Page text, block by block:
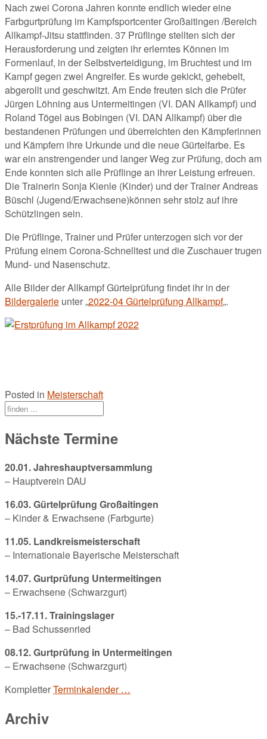
Nach zwei Corona Jahren konnte endlich wieder eine
Farbgurtprüfung im Kampfsportcenter Großaitingen /Bereich
Allkampf-Jitsu stattfinden. 37 Prüflinge stellten sich der
Herausforderung und zeigten ihr erlerntes Können im
Formenlauf, in der Selbstverteidigung, im Bruchtest und im
Kampf gegen zwei Angreifer. Es wurde gekickt, gehebelt,
abgerollt und geschwitzt. Am Ende freuten sich die Prüfer
Jürgen Löhning aus Untermeitingen (VI. DAN Allkampf) und
Roland Tögel aus Bobingen (VI. DAN Allkampf) über die
bestandenen Prüfungen und überreichten den Kämpferinnen
und Kämpfern ihre Urkunde und die neue Gürtelfarbe. Es
war ein anstrengender und langer Weg zur Prüfung, doch am
Ende konnten sich alle Prüflinge an ihrer Leistung erfreuen.
Die Trainerin Sonja Kienle (Kinder) und der Trainer Andreas
Büschl (Jugend/Erwachsene)können sehr stolz auf ihre
Schützlingen sein.
Die Prüflinge, Trainer und Prüfer unterzogen sich vor der
Prüfung einem Corona-Schnelltest und die Zuschauer trugen
Mund- und Nasenschutz.
Alle Bilder der Allkampf Gürtelprüfung findet ihr in der
Bildergalerie unter „2022-04 Gürtelprüfung Allkampf„.
Posted in Meisterschaft
Nächste Termine
20.01. Jahreshauptversammlung
– Hauptverein DAU
16.03. Gürtelprüfung Großaitingen
– Kinder & Erwachsene (Farbgurte)
11.05. Landkreismeisterschaft
– Internationale Bayerische Meisterschaft
14.07. Gurtprüfung Untermeitingen
– Erwachsene (Schwarzgurt)
15.-17.11. Trainingslager
– Bad Schussenried
08.12. Gurtprüfung in Untermeitingen
– Erwachsene (Schwarzgurt)
KompletterTerminkalender …
Archiv